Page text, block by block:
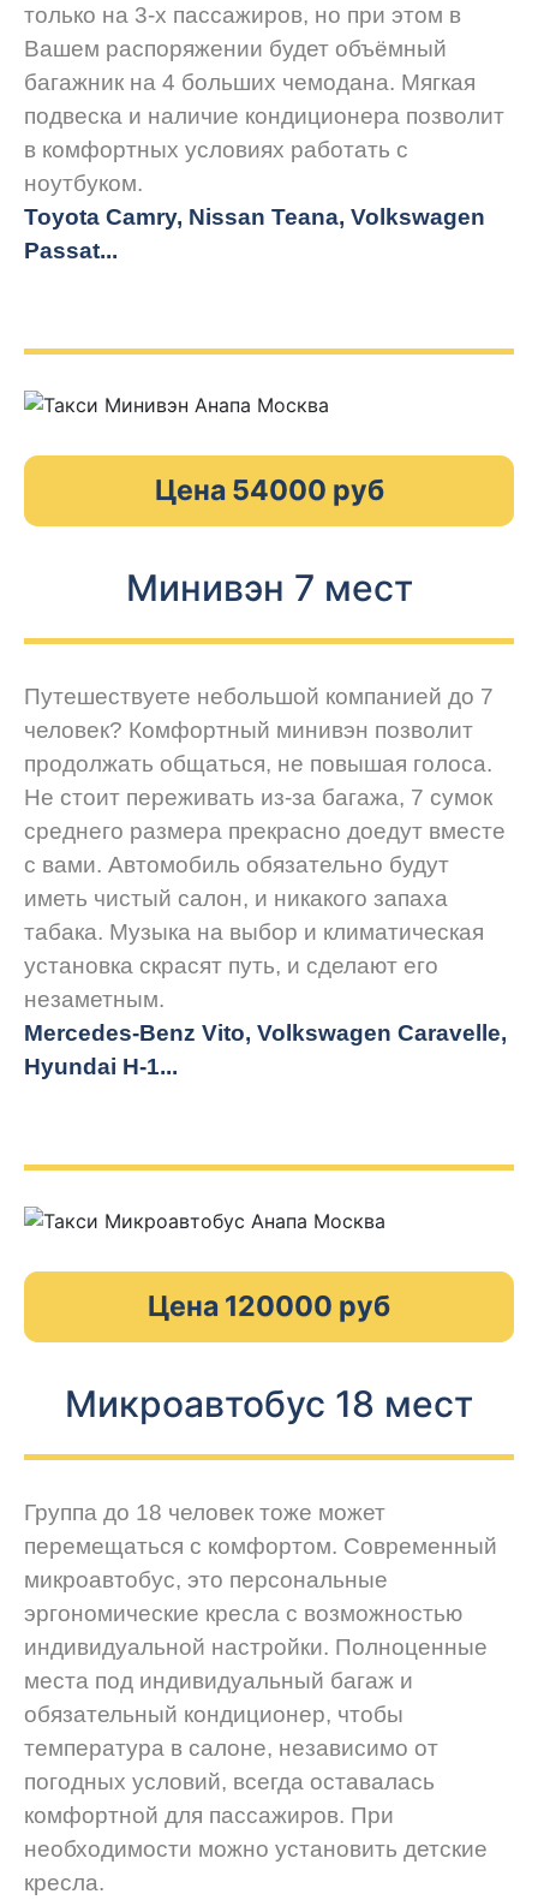
только на 3-х пассажиров, но при этом в
Вашем распоряжении будет объёмный
багажник на 4 больших чемодана. Мягкая
подвеска и наличие кондиционера позволит
в комфортных условиях работать с
ноутбуком.
Toyota Camry, Nissan Teana, Volkswagen
Passat...
Цена 54000 руб
Минивэн 7 мест
Путешествуете небольшой компанией до 7
человек? Комфортный минивэн позволит
продолжать общаться, не повышая голоса.
Не стоит переживать из-за багажа, 7 сумок
среднего размера прекрасно доедут вместе
с вами. Автомобиль обязательно будут
иметь чистый салон, и никакого запаха
табака. Музыка на выбор и климатическая
установка скрасят путь, и сделают его
незаметным.
Mercedes-Benz Vito, Volkswagen Caravelle,
Hyundai H-1...
Цена 120000 руб
Микроавтобус 18 мест
Группа до 18 человек тоже может
перемещаться с комфортом. Современный
микроавтобус, это персональные
эргономические кресла с возможностью
индивидуальной настройки. Полноценные
места под индивидуальный багаж и
обязательный кондиционер, чтобы
температура в салоне, независимо от
погодных условий, всегда оставалась
комфортной для пассажиров. При
необходимости можно установить детские
кресла.